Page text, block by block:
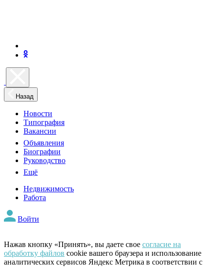
Назад
Новости
Типография
Вакансии
Объявления
Биографии
Руководство
Ещё
Недвижимость
Работа
Войти
Нажав кнопку «Принять», вы даете свое согласие на
обработку файлов cookie вашего браузера и использование
аналитических сервисов Яндекс Метрика в соответствии с